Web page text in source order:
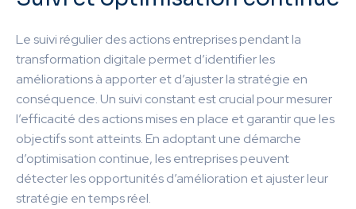
Le suivi régulier des actions entreprises pendant la
transformation digitale permet d’identifier les
améliorations à apporter et d’ajuster la stratégie en
conséquence. Un suivi constant est crucial pour mesurer
l’efficacité des actions mises en place et garantir que les
objectifs sont atteints. En adoptant une démarche
d’optimisation continue, les entreprises peuvent
détecter les opportunités d’amélioration et ajuster leur
stratégie en temps réel.